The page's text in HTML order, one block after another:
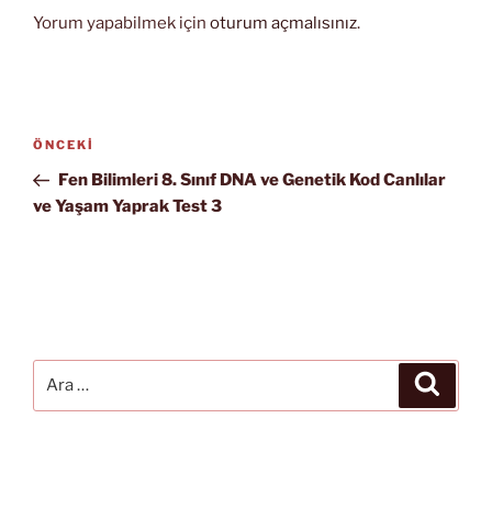
Yorum yapabilmek için oturum açmalısınız.
Yazı
Önceki
Yazı
ÖNCEKI
Fen Bilimleri 8. Sınıf DNA ve Genetik Kod Canlılar
ve Yaşam Yaprak Test 3